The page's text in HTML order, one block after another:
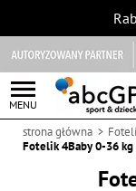
MENU
strona główna
Fotelik 4Baby 0-36 kg